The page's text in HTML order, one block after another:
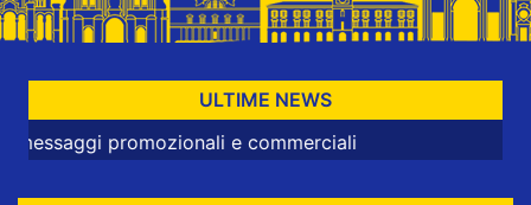
ULTIME NEWS
e commerciali